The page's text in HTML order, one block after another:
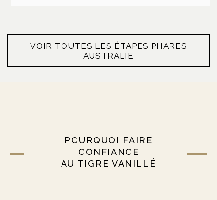
VOIR TOUTES LES ÉTAPES PHARES
AUSTRALIE
POURQUOI FAIRE
CONFIANCE
AU TIGRE VANILLÉ